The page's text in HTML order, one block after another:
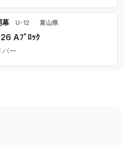
幕 U-12 富山県
Aﾌﾞﾛｯｸ
ー